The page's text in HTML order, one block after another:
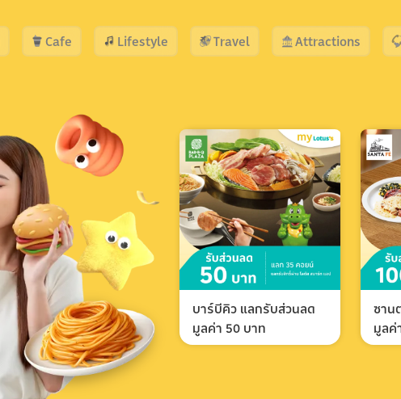
Cafe Lifestyle Travel Attractions
บาร์บีคิว แลกรับส่วนลด
มูลค่า 50 บาท
ซาน
มูลค่